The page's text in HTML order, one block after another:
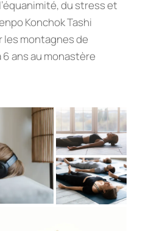
du stress et
Konchok Tashi
les montagnes de
6 ans au monastère